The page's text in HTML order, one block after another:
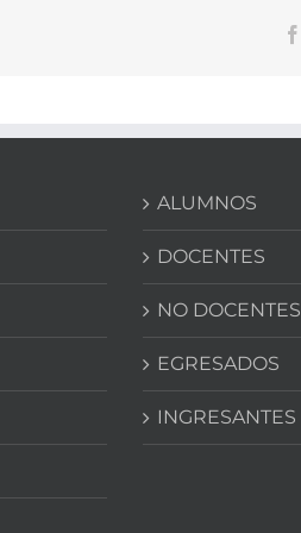
ALUMNOS
DOCENTES
NO DOCENTES
EGRESADOS
INGRESANTES